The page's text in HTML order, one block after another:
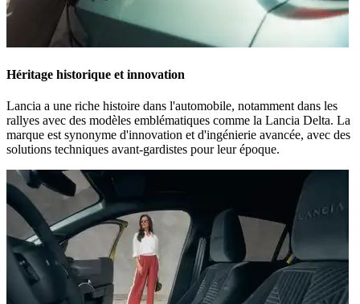
Héritage historique et innovation
Lancia a une riche histoire dans l'automobile, notamment dans les
rallyes avec des modèles emblématiques comme la Lancia Delta. La
marque est synonyme d'innovation et d'ingénierie avancée, avec des
solutions techniques avant-gardistes pour leur époque.